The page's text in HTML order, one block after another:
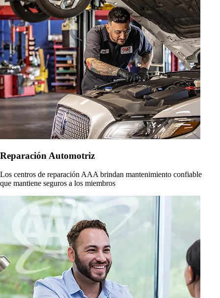
Reparación Automotriz
Los centros de reparación AAA brindan mantenimiento confiable
que mantiene seguros a los miembros